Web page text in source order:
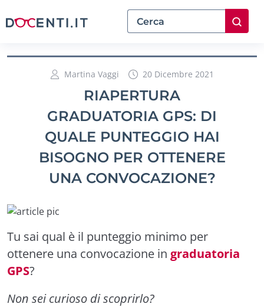
Martina Vaggi 20 Dicembre 2021
RIAPERTURA
GRADUATORIA GPS: DI
QUALE PUNTEGGIO HAI
BISOGNO PER OTTENERE
UNA CONVOCAZIONE?
Tu sai qual è il punteggio minimo per
ottenere una convocazione in graduatoria
GPS?
Non sei curioso di scoprirlo?